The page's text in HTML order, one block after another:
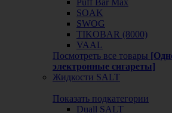
SOAK
SWOG
TIKOBAR (8000)
VAAL
Посмотреть все товары
электронные сигареты]
Жидкости SALT
Показать подкатегории
Duall SALT